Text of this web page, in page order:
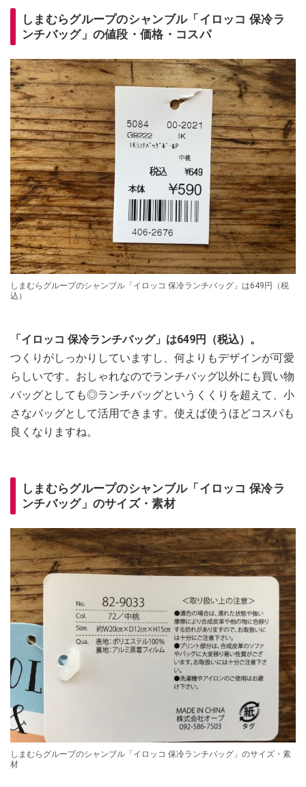
しまむらグループのシャンブル「イロッコ 保冷ラ
ンチバッグ」の値段・価格・コスパ
しまむらグループのシャンブル「イロッコ 保冷ランチバッグ」は649円（税
込）
「イロッコ 保冷ランチバッグ」は649円（税込）。
つくりがしっかりしていますし、何よりもデザインが可愛
らしいです。おしゃれなのでランチバッグ以外にも買い物
バッグとしても◎ランチバッグというくくりを超えて、小
さなバッグとして活用できます。使えば使うほどコスパも
良くなりますね。
しまむらグループのシャンブル「イロッコ 保冷ラ
ンチバッグ」のサイズ・素材
しまむらグループのシャンブル「イロッコ 保冷ランチバッグ」のサイズ・素
材